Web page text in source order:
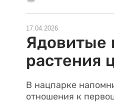
17.04.2026
Ядовитые
растения
В нацпарке
отношения к